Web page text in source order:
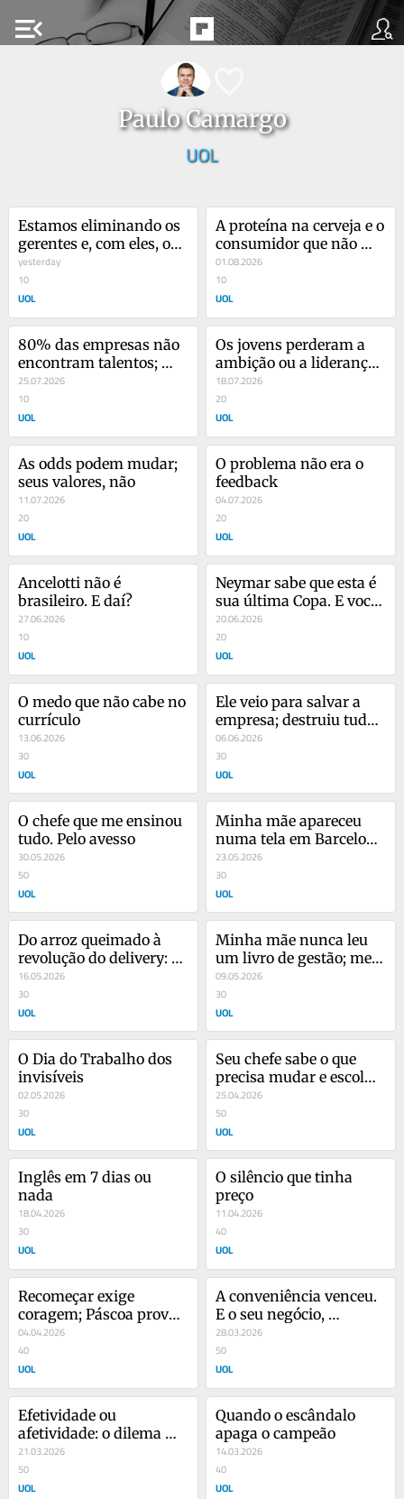
menu_open
Paulo Camargo
UOL
Estamos eliminando os
gerentes e, com eles, os
futuros líderes
yesterday
10
UOL
A proteína na cerveja e o
consumidor que não
avisa quando muda
01.08.2026
10
UOL
80% das empresas não
encontram talentos;
estão procurando
errado?
25.07.2026
10
UOL
Os jovens perderam a
ambição ou a liderança
perdeu o encanto?
18.07.2026
20
UOL
As odds podem mudar;
seus valores, não
11.07.2026
20
UOL
O problema não era o
feedback
04.07.2026
20
UOL
Ancelotti não é
brasileiro. E daí?
27.06.2026
10
UOL
Neymar sabe que esta é
sua última Copa. E você,
sabe quando é a sua?
20.06.2026
20
UOL
O medo que não cabe no
currículo
13.06.2026
30
UOL
Ele veio para salvar a
empresa; destruiu tudo
em seis meses
06.06.2026
30
UOL
O chefe que me ensinou
tudo. Pelo avesso
30.05.2026
50
UOL
Minha mãe apareceu
numa tela em Barcelona
e mudou uma empresa
inteira
23.05.2026
30
UOL
Do arroz queimado à
revolução do delivery: o
que aprendi em 15 anos
16.05.2026
30
UOL
Minha mãe nunca leu
um livro de gestão; me
ensinou tudo
09.05.2026
30
UOL
O Dia do Trabalho dos
invisíveis
02.05.2026
30
UOL
Seu chefe sabe o que
precisa mudar e escolhe
não fazer
25.04.2026
50
UOL
Inglês em 7 dias ou
nada
18.04.2026
30
UOL
O silêncio que tinha
preço
11.04.2026
40
UOL
Recomeçar exige
coragem; Páscoa prova
que vale a pena
04.04.2026
40
UOL
A conveniência venceu.
E o seu negócio,
entendeu?
28.03.2026
50
UOL
Efetividade ou
afetividade: o dilema
que o seu chefe não vê
21.03.2026
50
UOL
Quando o escândalo
apaga o campeão
14.03.2026
40
UOL